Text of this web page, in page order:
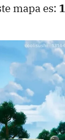
mapa es: